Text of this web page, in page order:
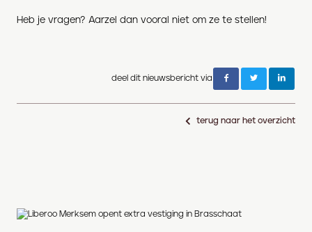
Heb je vragen? Aarzel dan vooral niet om ze te stellen!
deel dit nieuwsbericht via
terug naar het overzicht